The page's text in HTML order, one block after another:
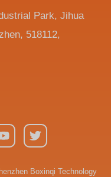
Park, Jihua
518112,
Boxinqi Technology